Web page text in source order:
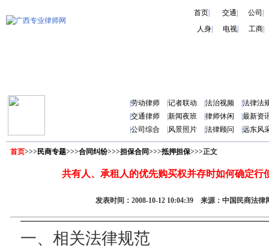
首页| 交通 公司
人身
电视 工商
劳动律师 记者联动 法治视频
法律法
交通律师 新闻夜班 律师休闲
最新资
公司综合 风景照片 法律顾问 远东风
首页>>>民商专题>>>合同纠纷>>>担保合同>>>抵押担保>>>正文
共有人、承租人的优先购买权并存时如何确定行
发表时间：2008-10-12 10:04:39 来源：中国民商法
一、相关法律规范